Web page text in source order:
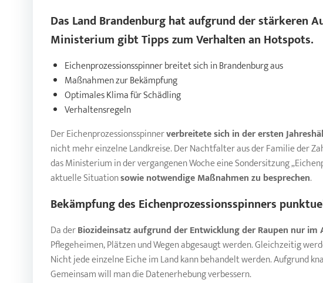
Das Land Brandenburg hat aufgrund der stärkeren
Ministerium gibt Tipps zum Verhalten an Hotspots.
Eichenprozessionsspinner breitet sich in Brandenburg aus
Maßnahmen zur Bekämpfung
Optimales Klima für Schädling
Verhaltensregeln
Der Eichenprozessionsspinnerverbreitete sich in der ersten
nicht mehr einzelne Landkreise. Der Nachtfalter aus der Familie der
das Ministerium in der vergangenen Woche eine Sondersitzung
aktuelle Situationsowie notwendige Maßnahmen zu besprechen.
Bekämpfung des Eichenprozessionsspinners
Da derBiozideinsatz aufgrund der Entwicklung derRaupen nur im
Pflegeheimen, Plätzen und Wegen abgesaugt werden. Gleichzeitig
Nicht jede einzelne Eiche im Land kann behandelt werden. Aufgrund
Gemeinsam will man die Datenerhebung verbessern.